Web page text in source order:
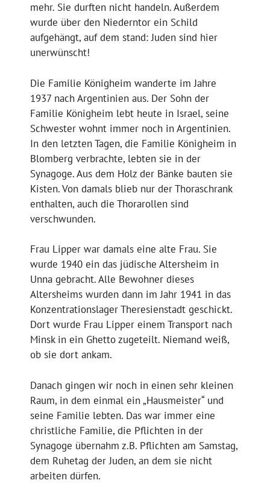
mehr. Sie durften nicht handeln. Außerdem
wurde über den Niederntor ein Schild
aufgehängt, auf dem stand: Juden sind hier
unerwünscht!
Die Familie Königheim wanderte im Jahre
1937 nach Argentinien aus. Der Sohn der
Familie Königheim lebt heute in Israel, seine
Schwester wohnt immer noch in Argentinien.
In den letzten Tagen, die Familie Königheim in
Blomberg verbrachte, lebten sie in der
Synagoge. Aus dem Holz der Bänke bauten sie
Kisten. Von damals blieb nur der Thoraschrank
enthalten, auch die Thorarollen sind
verschwunden.
Frau Lipper war damals eine alte Frau. Sie
wurde 1940 ein das jüdische Altersheim in
Unna gebracht. Alle Bewohner dieses
Altersheims wurden dann im Jahr 1941 in das
Konzentrationslager Theresienstadt geschickt.
Dort wurde Frau Lipper einem Transport nach
Minsk in ein Ghetto zugeteilt. Niemand weiß,
ob sie dort ankam.
Danach gingen wir noch in einen sehr kleinen
Raum, in dem einmal ein „Hausmeister“ und
seine Familie lebten. Das war immer eine
christliche Familie, die Pflichten in der
Synagoge übernahm z.B. Pflichten am Samstag,
dem Ruhetag der Juden, an dem sie nicht
arbeiten dürfen.